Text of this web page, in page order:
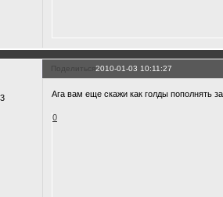
Поделиться2010-01-03 10:11:27
Ага вам еще скажи как голды пополнять
0